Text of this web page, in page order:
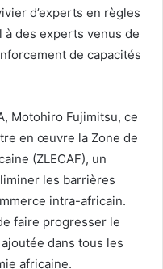
d’experts en règles
à des experts venus de
de capacités
Motohiro Fujimitsu, ce
en œuvre la Zone de
(ZLECAF), un
les barrières
intra-africain.
faire progresser le
dans tous les
africaine.